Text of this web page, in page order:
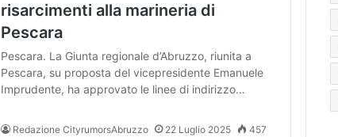
risarcimenti alla marineria di
Pescara
Pescara. La Giunta regionale d’Abruzzo, riunita a
Pescara, su proposta del vicepresidente Emanuele
Imprudente, ha approvato le linee di indirizzo…
Redazione CityrumorsAbruzzo 22 Luglio 2025 457